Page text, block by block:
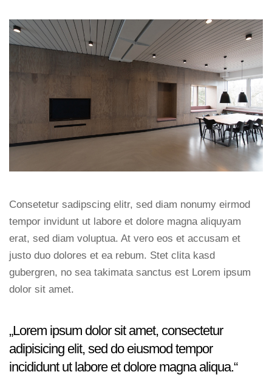
Consetetur sadipscing elitr, sed diam nonumy eirmod
tempor invidunt ut labore et dolore magna aliquyam
erat, sed diam voluptua. At vero eos et accusam et
justo duo dolores et ea rebum. Stet clita kasd
gubergren, no sea takimata sanctus est Lorem ipsum
dolor sit amet.
„Lorem ipsum dolor sit amet, consectetur
adipisicing elit, sed do eiusmod tempor
incididunt ut labore et dolore magna aliqua.“